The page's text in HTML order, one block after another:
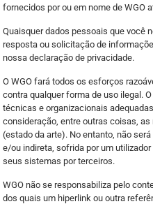
fornecidos por ou em nome de WGO
Quaisquer dados pessoais que você
resposta ou solicitação de
nossa declaração de privacidade.
O WGO fará todos os esforços
contra qualquer forma de uso ilegal.
técnicas e organizacionais
consideração, entre outras coisas,
(estado da arte). No entanto, não
e/ou indireta, sofrida por um
seus sistemas por terceiros.
WGO não se responsabiliza pelo
dos quais um hiperlink ou outra